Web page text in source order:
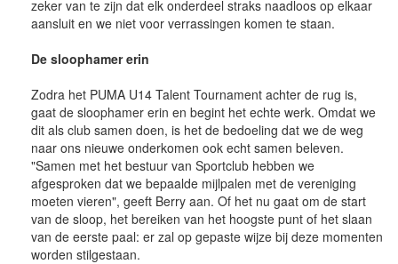
zeker van te zijn dat elk onderdeel straks naadloos op elkaar
aansluit en we niet voor verrassingen komen te staan.
De sloophamer erin
Zodra het PUMA U14 Talent Tournament achter de rug is,
gaat de sloophamer erin en begint het echte werk. Omdat we
dit als club samen doen, is het de bedoeling dat we de weg
naar ons nieuwe onderkomen ook echt samen beleven.
"Samen met het bestuur van Sportclub hebben we
afgesproken dat we bepaalde mijlpalen met de vereniging
moeten vieren", geeft Berry aan. Of het nu gaat om de start
van de sloop, het bereiken van het hoogste punt of het slaan
van de eerste paal: er zal op gepaste wijze bij deze momenten
worden stilgestaan.